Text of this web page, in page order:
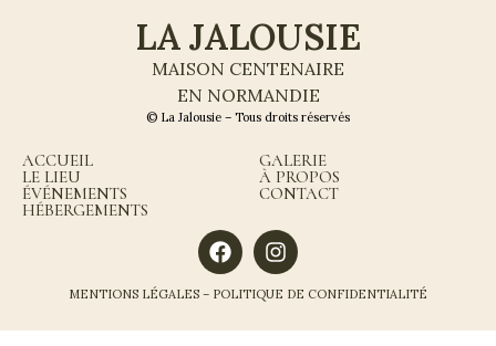
LA JALOUSIE
MAISON CENTENAIRE
EN NORMANDIE
© La Jalousie – Tous droits réservés
ACCUEIL
LE LIEU
ÉVÉNEMENTS
HÉBERGEMENTS
GALERIE
À PROPOS
CONTACT
MENTIONS LÉGALES – POLITIQUE DE CONFIDENTIALITÉ